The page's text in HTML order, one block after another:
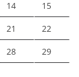
14 15
21 22
28 29